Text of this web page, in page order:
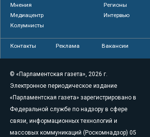
Мнения
Регионы
Медиацентр
Интервью
Колумнисты
Контакты Реклама Вакансии
© «Парламентская газета», 2026 г.
Электронное периодическое издание
«Парламентская газета» зарегистрировано в
Федеральной службе по надзору в сфере
связи, информационных технологий и
массовых коммуникаций (Роскомнадзор) 05